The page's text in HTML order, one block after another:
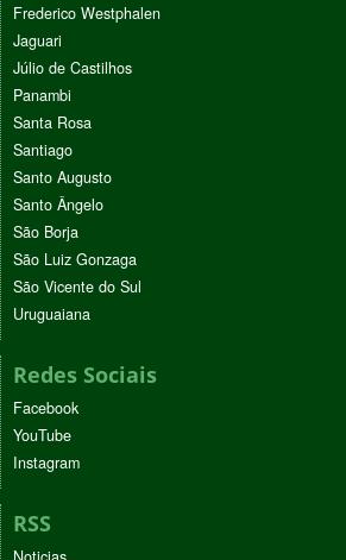
Frederico Westphalen
Jaguari
Júlio de Castilhos
Panambi
Santa Rosa
Santiago
Santo Augusto
Santo Ângelo
São Borja
São Luiz Gonzaga
São Vicente do Sul
Uruguaiana
Redes Sociais
Facebook
YouTube
Instagram
RSS